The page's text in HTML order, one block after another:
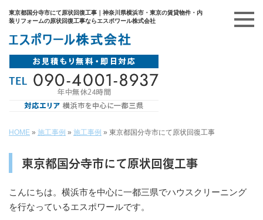
東京都国分寺市にて原状回復工事｜神奈川県横浜市・東京の賃貸物件・内
装リフォームの原状回復工事ならエスポワール株式会社
HOME » 施工事例 » 施工事例 » 東京都国分寺市にて原状回復工事
東京都国分寺市にて原状回復工事
こんにちは。横浜市を中心に一都三県でハウスクリーニング
を行なっているエスポワールです。